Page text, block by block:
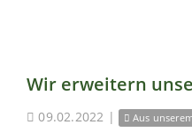
Wir erweitern
09.02.2022 | Aus